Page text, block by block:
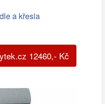
a křesla
12460,- Kč